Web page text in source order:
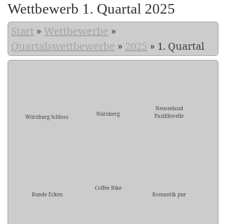
Wettbewerb 1. Quartal 2025
Start » Wettbewerbe »
Quartalswettbewerbe » 2025 » 1. Quartal
Würzburg Schloss Nürnberg
Neuseeland
Pazifikwelle
Runde Ecken
Coffee Bike
Romantik pur